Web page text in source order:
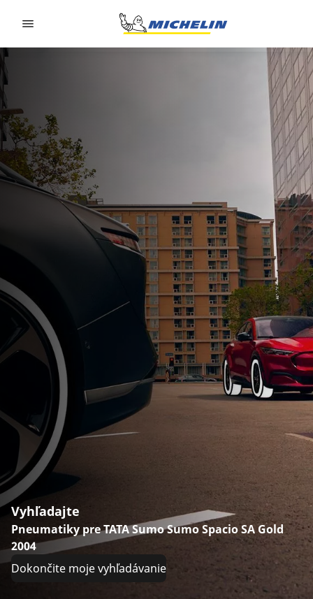
Vyhľadajte
Pneumatiky pre TATA Sumo Sumo Spacio SA Gold
2004
Dokončite moje vyhľadávanie